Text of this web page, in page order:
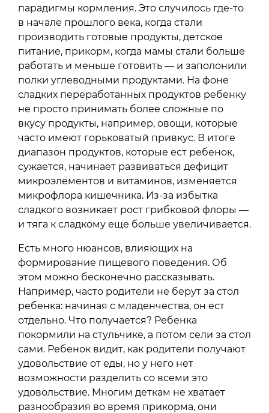
парадигмы кормления. Это случилось где-то
в начале прошлого века, когда стали
производить готовые продукты, детское
питание, прикорм, когда мамы стали больше
работать и меньше готовить — и заполонили
полки углеводными продуктами. На фоне
сладких переработанных продуктов ребенку
не просто принимать более сложные по
вкусу продукты, например, овощи, которые
часто имеют горьковатый привкус. В итоге
диапазон продуктов, которые ест ребенок,
сужается, начинает развиваться дефицит
микроэлементов и витаминов, изменяется
микрофлора кишечника. Из-за избытка
сладкого возникает рост грибковой флоры —
и тяга к сладкому еще больше увеличивается.
Есть много нюансов, влияющих на
формирование пищевого поведения. Об
этом можно бесконечно рассказывать.
Например, часто родители не берут за стол
ребенка: начиная с младенчества, он ест
отдельно. Что получается? Ребенка
покормили на стульчике, а потом сели за стол
сами. Ребенок видит, как родители получают
удовольствие от еды, но у него нет
возможности разделить со всеми это
удовольствие. Многим деткам не хватает
разнообразия во время прикорма, они